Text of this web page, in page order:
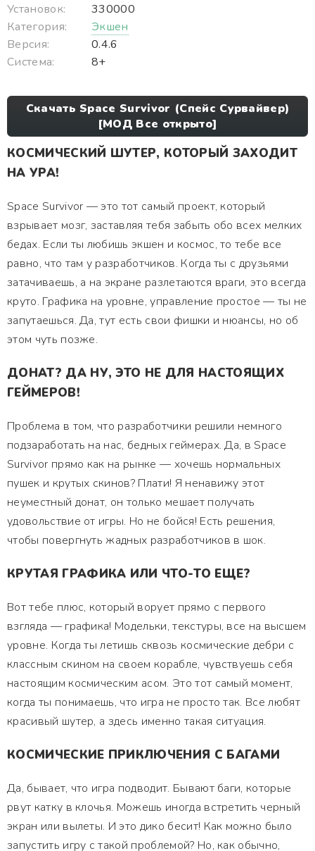
Установок:
330000
Категория:
Экшен
Версия:
0.4.6
Система:
8+
Скачать Space Survivor (Спейс Сурвайвер)
[МОД Все открыто]
КОСМИЧЕСКИЙ ШУТЕР, КОТОРЫЙ ЗАХОДИТ
НА УРА!
Space Survivor — это тот самый проект, который
взрывает мозг, заставляя тебя забыть обо всех мелких
бедах. Если ты любишь экшен и космос, то тебе все
равно, что там у разработчиков. Когда ты с друзьями
затачиваешь, а на экране разлетаются враги, это всегда
круто. Графика на уровне, управление простое — ты не
запутаешься. Да, тут есть свои фишки и нюансы, но об
этом чуть позже.
ДОНАТ? ДА НУ, ЭТО НЕ ДЛЯ НАСТОЯЩИХ
ГЕЙМЕРОВ!
Проблема в том, что разработчики решили немного
подзаработать на нас, бедных геймерах. Да, в Space
Survivor прямо как на рынке — хочешь нормальных
пушек и крутых скинов? Плати! Я ненавижу этот
неуместный донат, он только мешает получать
удовольствие от игры. Но не бойся! Есть решения,
чтобы повергнуть жадных разработчиков в шок.
КРУТАЯ ГРАФИКА ИЛИ ЧТО-ТО ЕЩЕ?
Вот тебе плюс, который ворует прямо с первого
взгляда — графика! Модельки, текстуры, все на высшем
уровне. Когда ты летишь сквозь космические дебри с
классным скином на своем корабле, чувствуешь себя
настоящим космическим асом. Это тот самый момент,
когда ты понимаешь, что игра не просто так. Все любят
красивый шутер, а здесь именно такая ситуация.
КОСМИЧЕСКИЕ ПРИКЛЮЧЕНИЯ С БАГАМИ
Да, бывает, что игра подводит. Бывают баги, которые
рвут катку в клочья. Можешь иногда встретить черный
экран или вылеты. И это дико бесит! Как можно было
запустить игру с такой проблемой? Но, как обычно,